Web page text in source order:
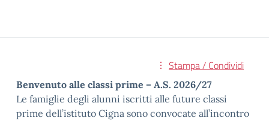
Stampa / Condividi
Benvenuto alle classi prime – A.S. 2026/27
Le famiglie degli alunni iscritti alle future classi
prime dell’istituto Cigna sono convocate all’incontro